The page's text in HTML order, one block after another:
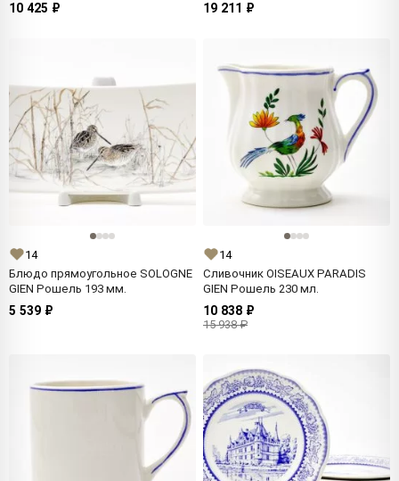
10 425 ₽ 19 211 ₽
14
Блюдо прямоугольное SOLOGNE
GIEN Рошель 193 мм.
5 539 ₽
14
Сливочник OISEAUX PARADIS
GIEN Рошель 230 мл.
10 838 ₽
15 938 ₽